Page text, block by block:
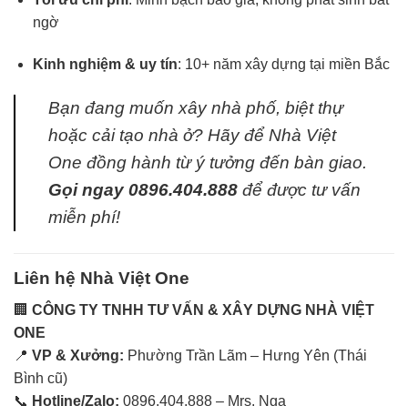
ngờ
Kinh nghiệm & uy tín: 10+ năm xây dựng tại miền Bắc
Bạn đang muốn xây nhà phố, biệt thự
hoặc cải tạo nhà ở? Hãy để Nhà Việt
One đồng hành từ ý tưởng đến bàn giao.
Gọi ngay 0896.404.888 để được tư vấn
miễn phí!
Liên hệ Nhà Việt One
🏢 CÔNG TY TNHH TƯ VẤN & XÂY DỰNG NHÀ VIỆT
ONE
📍 VP & Xưởng: Phường Trần Lãm – Hưng Yên (Thái
Bình cũ)
📞 Hotline/Zalo: 0896.404.888 – Mrs. Nga